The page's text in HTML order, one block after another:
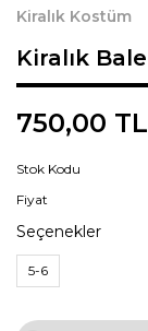
Kiralık Kostüm
Kiralık
750,00 TL
Stok Kodu
Fiyat
Seçenekler
5-6